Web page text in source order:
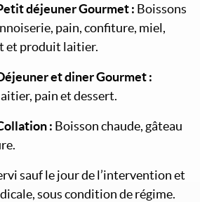
déjeuner Gourmet : Boissons
pain, confiture, miel,
et produit laitier.
et diner Gourmet :
pain et dessert.
: Boisson chaude, gâteau
sauf le jour de l’intervention et
sous condition de régime.